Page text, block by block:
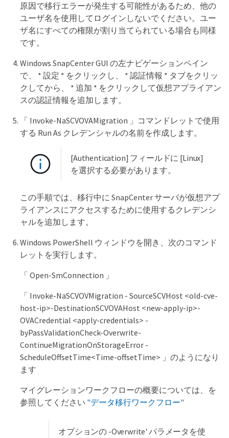
原因で移行エラーが発生する可能性があるため、他の
ユーザ名を使用してログインしないでください。ユー
ザ名にすべての権限が割り当てられている場合も同様
です。
Windows SnapCenter GUI の左ナビゲーションペイン
で、 * 設定 * をクリックし、 * 認証情報 * タブをクリッ
クしてから、 * 追加 * をクリックして仮想アプライアン
スの認証情報を追加します。
「 Invoke-NaSCVOVAMigration 」コマンドレットで使用
する Run As クレデンシャルの名前を作成します。
[Authentication] フィールドに [Linux]
を選択する必要があります。
この手順では、移行中に SnapCenter サーバが仮想アプ
ライアンスにアクセスするために使用するクレデンシ
ャルを追加します。
Windows PowerShell ウィンドウを開き、次のコマンド
レットを実行します。
「 Open-SmConnection 」
「 Invoke-NaSCVOVMigration - SourceSCVHost <old-cve-
host-ip>-DestinationSCVOVAHost <new-apply-ip>-
OVACredential <apply-credentials> -
byPassValidationCheck-Overwrite-
ContinueMigrationOnStorageError -
ScheduleOffsetTime<Time-offsetTime> 」のようになり
ます
マイグレーションワークフローの概要については、を
参照してください "データ移行ワークフロー"
オプションの -Overwrite' パラメータを使